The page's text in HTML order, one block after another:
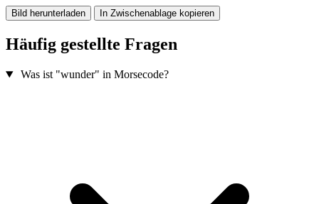
Bild herunterladen In Zwischenablage kopieren
Häufig gestellte Fragen
Was ist "wunder" in Morsecode?